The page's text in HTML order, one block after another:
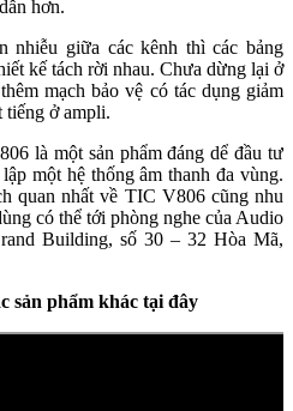
hơn.
nhiễu giữa các kênh thì các bảng
kế tách rời nhau. Chưa dừng lại ở
mạch bảo vệ có tác dụng giảm
tiếng ở ampli.
là một sản phẩm đáng dể đầu tư
một hệ thống âm thanh đa vùng.
quan nhất về TIC V806 cũng nhu
có thể tới phòng nghe của Audio
Building, số 30 – 32 Hòa Mã,
sản phẩm khác tại đây